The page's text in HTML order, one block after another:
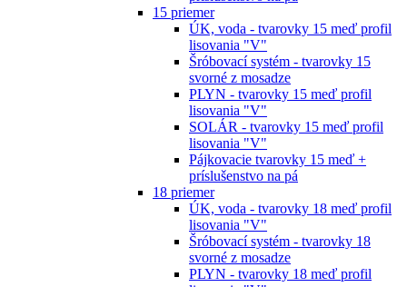
15 priemer
ÚK, voda - tvarovky 15 meď profil
lisovania "V"
Šróbovací systém - tvarovky 15
svorné z mosadze
PLYN - tvarovky 15 meď profil
lisovania "V"
SOLÁR - tvarovky 15 meď profil
lisovania "V"
Pájkovacie tvarovky 15 meď +
príslušenstvo na pá
18 priemer
ÚK, voda - tvarovky 18 meď profil
lisovania "V"
Šróbovací systém - tvarovky 18
svorné z mosadze
PLYN - tvarovky 18 meď profil